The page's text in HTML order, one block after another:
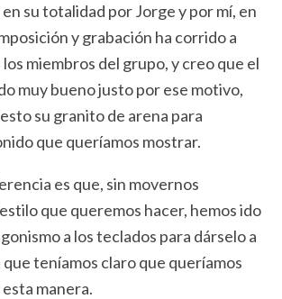
su totalidad por Jorge y por mí, en
y grabación ha corrido a
miembros del grupo, y creo que el
muy bueno justo por ese motivo,
su granito de arena para
que queríamos mostrar.
es que, sin movernos
que queremos hacer, hemos ido
a los teclados para dárselo a
teníamos claro que queríamos
manera.